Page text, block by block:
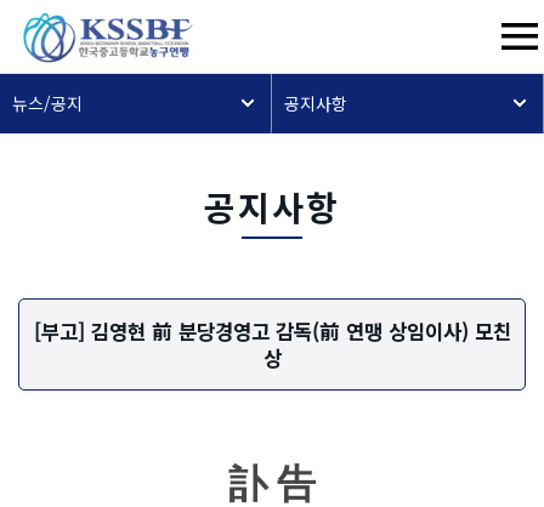
뉴스/공지 공지사항
공지사항
[부고] 김영현 前 분당경영고 감독(前 연맹 상임이사) 모친
상
訃 告